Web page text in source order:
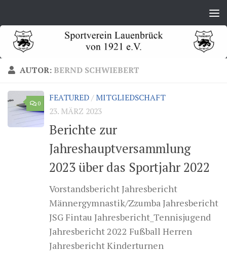
AUTOR: BERND SCHWIEBERT
0
FEATURED/MITGLIEDSCHAFT
23. MÄRZ 2023
Berichte zur
Jahreshauptversammlung
2023 über das Sportjahr 2022
Vorstandsbericht Jahresbericht
Männergymnastik/Zzumba Jahresbericht
JSG Fintau Jahresbericht_Tennisjugend
Jahresbericht 2022 Fußball Herren
Jahresbericht Kinderturnen